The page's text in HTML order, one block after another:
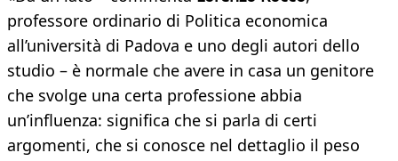
professore ordinario di Politica economica
all’università di Padova e uno degli autori dello
studio – è normale che avere in casa un genitore
che svolge una certa professione abbia
un’influenza: significa che si parla di certi
argomenti, che si conosce nel dettaglio il peso